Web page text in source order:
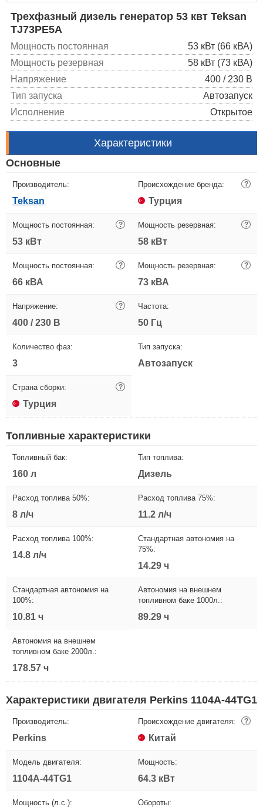
Трехфазный дизель генератор 53 квт Teksan
TJ73PE5A
Мощность постоянная
53 кВт (66 кВА)
Мощность резервная
58 кВт (73 кВА)
Напряжение
400 / 230 В
Тип запуска
Автозапуск
Исполнение
Открытое
Характеристики
Основные
Производитель:
Teksan
Происхождение бренда: ?
Турция
Мощность постоянная: ?
53 кВт
Мощность резервная: ?
58 кВт
Мощность постоянная: ?
66 кВА
Мощность резервная: ?
73 кВА
Напряжение: ?
400 / 230 В
Частота:
50 Гц
Количество фаз:
3
Тип запуска:
Автозапуск
Страна сборки: ?
Турция
Топливные характеристики
Топливный бак:
160 л
Тип топлива:
Дизель
Расход топлива 50%:
8 л/ч
Расход топлива 75%:
11.2 л/ч
Расход топлива 100%:
14.8 л/ч
Стандартная автономия на
75%:
14.29 ч
Стандартная автономия на
100%:
10.81 ч
Автономия на внешнем
топливном баке 1000л.:
89.29 ч
Автономия на внешнем
топливном баке 2000л.:
178.57 ч
Характеристики двигателя Perkins 1104A-44TG1
Производитель:
Perkins
Происхождение двигателя: ?
Китай
Модель двигателя:
1104A-44TG1
Мощность:
64.3 кВт
Мощность (л.с.): Обороты: